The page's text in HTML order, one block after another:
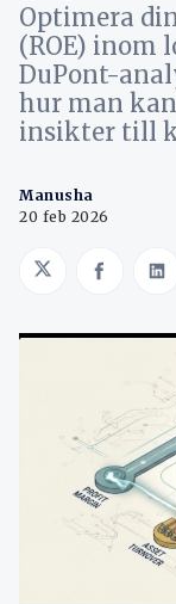
Optimera
(ROE) inom
DuPont-
hur man
insikter till
Manusha
20 feb 2026
Share on
Share